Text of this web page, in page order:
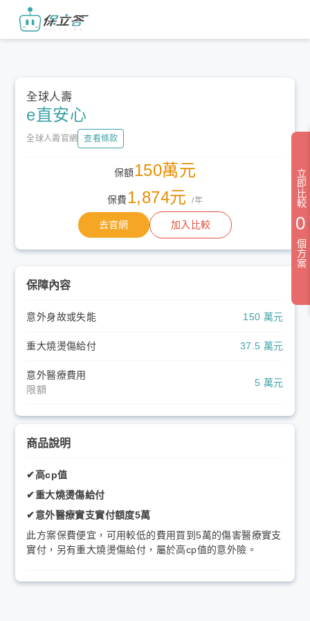
全球人壽
e直安心
全球人壽官網 查看條款
保額150萬元
保費1,874元/年
去官網 加入比較
保障內容
意外身故或失能 150 萬元
重大燒燙傷給付 37.5 萬元
意外醫療費用
限額
5 萬元
商品說明
✔高cp值
✔重大燒燙傷給付
✔意外醫療實支實付額度5萬
此方案保費便宜，可用較低的費用買到5萬的傷害醫療實支
實付，另有重大燒燙傷給付，屬於高cp值的意外險。
立即比較
0
個方案